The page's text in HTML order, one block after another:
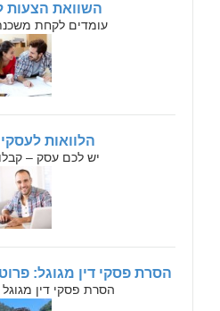
השוואת
עומדים לקחת
הלוואות
יש לכם עסק – קבלו
הסרת פסקי דין מגוגל:
הסרת פסקי דין מגוגל (2026):